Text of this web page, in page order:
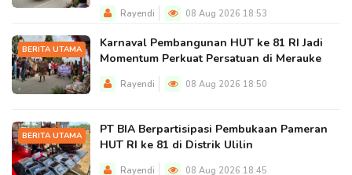
Rayendi 08 Aug 2026 18:53
BERITA UTAMA
Karnaval Pembangunan HUT ke 81 RI Jadi
Momentum Perkuat Persatuan di Merauke
Rayendi 08 Aug 2026 18:50
BERITA UTAMA
PT BIA Berpartisipasi Pembukaan Pameran
HUT RI ke 81 di Distrik Ulilin
Rayendi 08 Aug 2026 18:45